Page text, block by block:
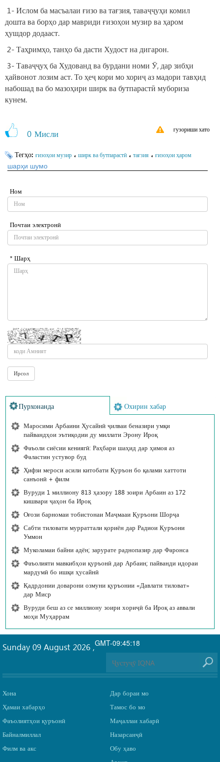
1- Ислом ба масъалаи ғизо ва тағзия, таваҷҷуҳи комил
дошта ва борҳо дар мавриди ғизоҳои музир ва ҳаром
ҳушдор додааст.
2- Таҳримҳо, танҳо ба дасти Худост на дигарон.
3- Таваҷҷуҳ ба Худованд ва бурдани номи Ӯ, дар зибҳи
ҳайвонот лозим аст. То ҳеҷ кори мо хориҷ аз мадори тавҳид
набошад ва бо мазоҳири ширк ва бутпарастӣ мубориза
кунем.
0 Мисли гузориши хато
Тегҳо: ғизоҳои музир ، ширк ва бутпарастӣ ، тағзия ، ғизоҳои ҳаром
шарҳи шумо
Ном
Почтаи электронӣ
* Шарҳ
Пурхонанда Охирин хабар
Маросими Арбаини Ҳусайнӣ ҷилваи беназири умқи
пайвандҳои эътиқодии ду миллати Эрону Ироқ
Фаъоли сиёсии кениягӣ: Раҳбари шаҳид дар ҳимоя аз
Фаластин устувор буд
Ҳифзи мероси асили китобати Қуръон бо қалами хаттоти
санъонӣ + филм
Вуруди 1 миллиону 813 ҳазору 188 зоири Арбаин аз 172
кишвари ҷаҳон ба Ироқ
Оғози барномаи тобистонаи Маҷмааи Қуръони Шорҷа
Сабти тиловати мурраттали қориён дар Радиои Қуръони
Уммон
Муколамаи байни адён; зарурате раднопазир дар Фаронса
Фаъолияти мавкибҳои қуръонӣ дар Арбаин; пайванди идораи
мардумӣ бо ишқи ҳусайнӣ
Қадрдонии доварони озмуни қуръонии «Давлати тиловат»
дар Миср
Вуруди беш аз се миллиону зоири хориҷӣ ба Ироқ аз аввали
моҳи Муҳаррам
GMT-09:45:18
Sunday 09 August 2026 ,
Хона
Ҳамаи хабарҳо
Фаъолиятҳои қуръонӣ
Байналмиллал
Филм ва акс
Дар бораи мо
Тамос бо мо
Маҷаллаи хабарӣ
Назарсанҷӣ
Обу ҳаво